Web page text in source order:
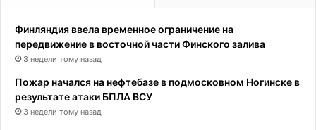
Финляндия ввела временное ограничение на
передвижение в восточной части Финского залива
3 недели тому назад
Пожар начался на нефтебазе в подмосковном Ногинске в
результате атаки БПЛА ВСУ
3 недели тому назад